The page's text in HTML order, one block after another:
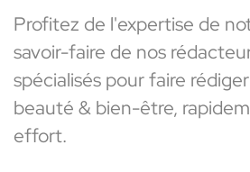
Profitez de l'expertise de
savoir-faire de nos
spécialisés pour faire
beauté & bien-être,
effort.